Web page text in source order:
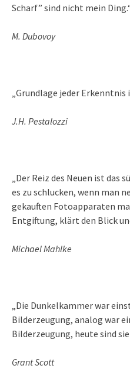
Scharf” sind nicht mein
M. Dubovoy
„Grundlage jeder Erkenntnis
J.H. Pestalozzi
„Der Reiz des Neuen ist das
es zu schlucken, wenn man
gekauften Fotoapparaten
Entgiftung, klärt den Blick
Michael Mahlke
„Die Dunkelkammer war
Bilderzeugung, analog war
Bilderzeugung, heute sind
Grant Scott